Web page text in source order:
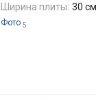
Ширина плиты: 30 см
Фото 5